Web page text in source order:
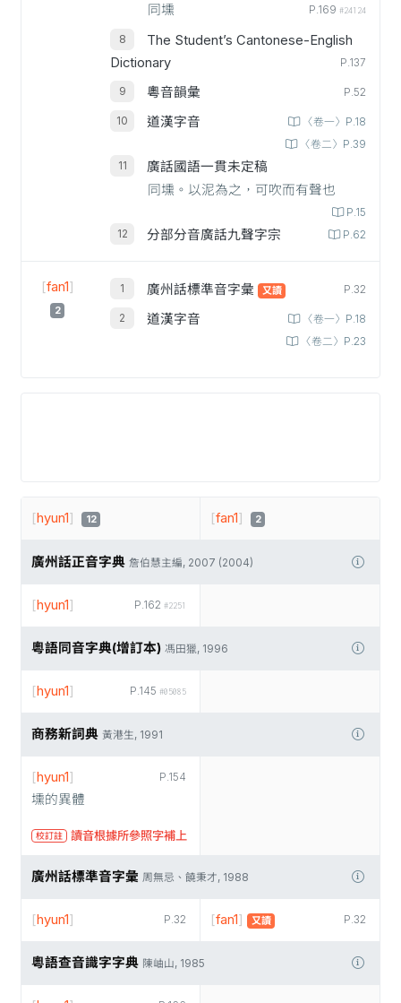
同壎
P.169 #24124
The Student’s Cantonese-English
Dictionary
P.137
粵音韻彙 P.52
道漢字音
〈卷一〉P.18
〈卷二〉P.39
廣話國語一貫未定稿
同壎。以泥為之，可吹而有聲也
P.15
分部分音廣話九聲字宗 P.62
[fan1]
2
廣州話標準音字彙 又讀 P.32
道漢字音
〈卷一〉P.18
〈卷二〉P.23
[hyun1] 12 [fan1] 2
廣州話正音字典 詹伯慧主編, 2007 (2004)
P.162 #2251
[hyun1]
粵語同音字典(增訂本) 馮田獵, 1996
P.145 #05085
[hyun1]
商務新詞典 黃港生, 1991
P.154
[hyun1]
壎的異體
校訂註 讀音根據所參照字補上
廣州話標準音字彙 周無忌、饒秉才, 1988
P.32
[hyun1] P.32
[fan1] 又讀
粵語查音識字字典 陳岫山, 1985